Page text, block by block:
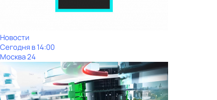
Новости
Сегодня в 14:00
Москва 24